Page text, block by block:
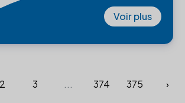
Voir plus
2 3 ... 374 375 ›